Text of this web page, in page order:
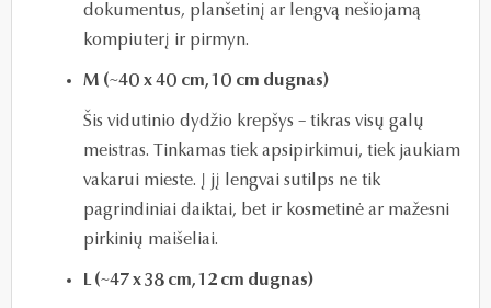
dokumentus, planšetinį ar lengvą nešiojamą
kompiuterį ir pirmyn.
M (~40 x 40 cm, 10 cm dugnas)
Šis vidutinio dydžio krepšys – tikras visų galų
meistras. Tinkamas tiek apsipirkimui, tiek jaukiam
vakarui mieste. Į jį lengvai sutilps ne tik
pagrindiniai daiktai, bet ir kosmetinė ar mažesni
pirkinių maišeliai.
L (~47 x 38 cm, 12 cm dugnas)